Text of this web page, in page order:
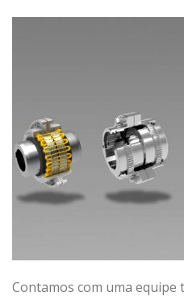
Contamos com uma equipe